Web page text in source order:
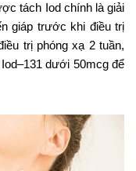
tách Iod chính là giải
giáp trước khi điều trị
trị phóng xạ 2 tuần,
dưới 50mcg để